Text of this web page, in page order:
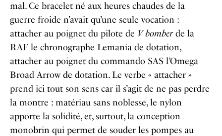
mal. Ce bracelet né aux heures chaudes de la
guerre froide n’avait qu’une seule vocation :
attacher au poignet du pilote de V bomberde la
RAF le chronographe Lemania de dotation,
attacher au poignet du commando SAS l’Omega
Broad Arrow de dotation. Le verbe « attacher »
prend ici tout son sens car il s’agit de ne pas perdre
la montre : matériau sans noblesse, le nylon
apporte la solidité, et, surtout, la conception
monobrin qui permet de souder les pompes au